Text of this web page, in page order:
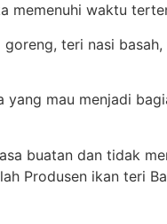
memenuhi waktu
yang mau menjadi
buatan dan tidak
Produsen ikan teri